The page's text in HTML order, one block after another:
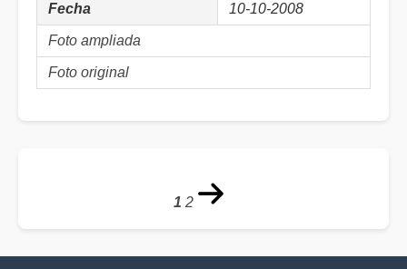
Fecha 10-10-2008
Foto ampliada
Foto original
1 2